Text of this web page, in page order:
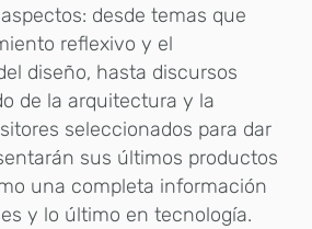
desde temas que
reflexivo y el
diseño, hasta discursos
de la arquitectura y la
seleccionados para dar
sus últimos productos
una completa información
y lo último en tecnología.